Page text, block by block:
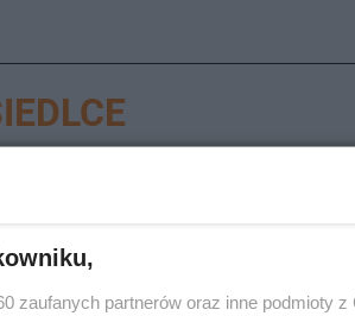
zaufanych partnerów oraz inne podmioty